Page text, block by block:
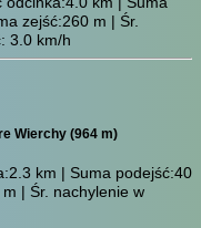
zejść:260 m | Śr.
3.0 km/h
Wierchy (964 m)
km | Suma podejść:40
| Śr. nachylenie w